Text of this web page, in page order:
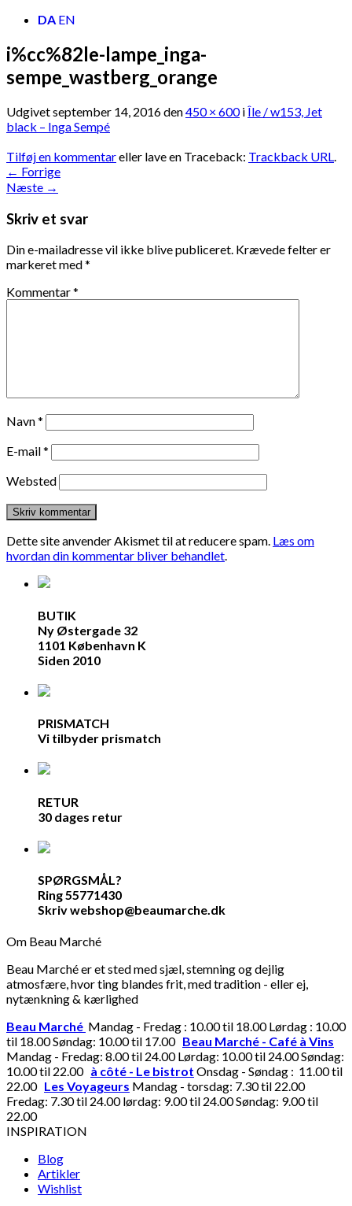
DA EN
i%cc%82le-lampe_inga-
sempe_wastberg_orange
Udgivetseptember 14, 2016den450 × 600iÎle / w153, Jet
black – Inga Sempé
Tilføj en kommentareller lave en Traceback: Trackback URL.
← Forrige
Næste →
Skriv et svar
Din e-mailadresse vil ikke blive publiceret. Krævede felter er
markeret med*
Kommentar*
Navn*
E-mail*
Websted
Dette site anvender Akismet til at reducere spam. Læs om
hvordan din kommentar bliver behandlet.
BUTIK
Ny Østergade 32
1101 København K
Siden 2010
PRISMATCH
Vi tilbyder prismatch
RETUR
30 dages retur
SPØRGSMÅL?
Ring 55771430
Skriv webshop@beaumarche.dk
Om Beau Marché
Beau Marché er et sted med sjæl, stemning og dejlig
atmosfære, hvor ting blandes frit, med tradition - eller ej,
nytænkning & kærlighed
Beau Marché Mandag - Fredag : 10.00 til 18.00 Lørdag : 10.00
til 18.00 Søndag: 10.00 til 17.00 Beau Marché - Café à Vins
Mandag - Fredag: 8.00 til 24.00 Lørdag: 10.00 til 24.00 Søndag:
10.00 til 22.00 à côté - Le bistrot Onsdag - Søndag : 11.00 til
22.00 Les Voyageurs Mandag - torsdag: 7.30 til 22.00
Fredag: 7.30 til 24.00 lørdag: 9.00 til 24.00 Søndag: 9.00 til
22.00
INSPIRATION
Blog
Artikler
Wishlist